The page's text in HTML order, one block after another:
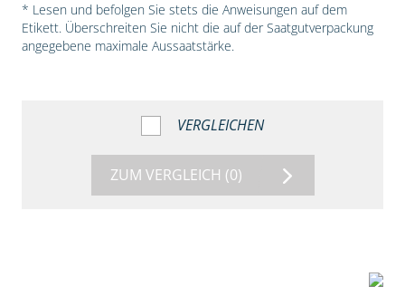
* Lesen und befolgen Sie stets die Anweisungen auf dem
Etikett. Überschreiten Sie nicht die auf der Saatgutverpackung
angegebene maximale Aussaatstärke.
VERGLEICHEN
ZUM VERGLEICH (0)